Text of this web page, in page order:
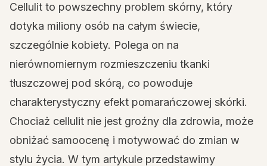
Cellulit to powszechny problem skórny, który
dotyka miliony osób na całym świecie,
szczególnie kobiety. Polega on na
nierównomiernym rozmieszczeniu tkanki
tłuszczowej pod skórą, co powoduje
charakterystyczny efekt pomarańczowej skórki.
Chociaż cellulit nie jest groźny dla zdrowia, może
obniżać samoocenę i motywować do zmian w
stylu życia. W tym artykule przedstawimy